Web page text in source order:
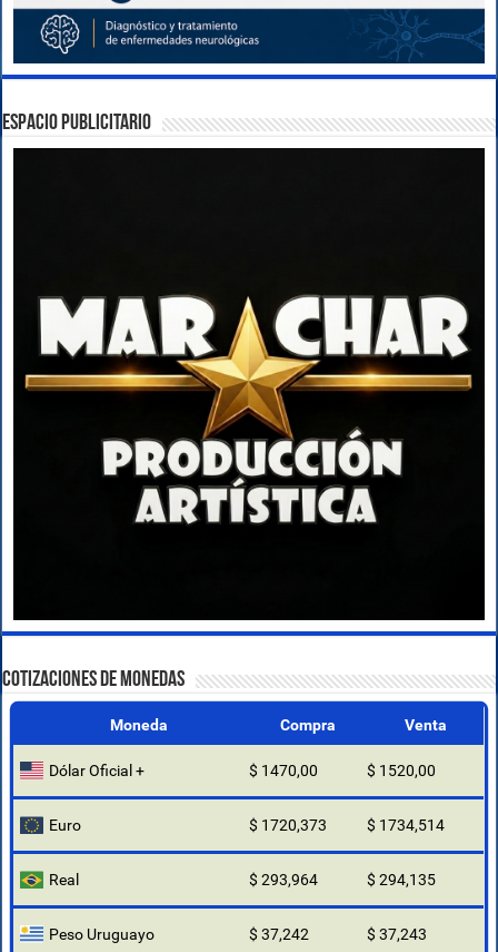
ESPACIO PUBLICITARIO
COTIZACIONES DE MONEDAS
Moneda Compra Venta
Dólar Oficial + $ 1470,00 $ 1520,00
Euro $ 1720,373 $ 1734,514
Real $ 293,964 $ 294,135
Peso Uruguayo $ 37,242 $ 37,243